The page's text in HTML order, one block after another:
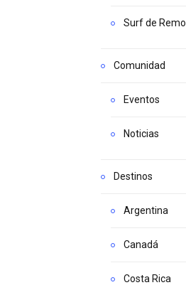
Surf de Remo
Comunidad
Eventos
Noticias
Destinos
Argentina
Canadá
Costa Rica